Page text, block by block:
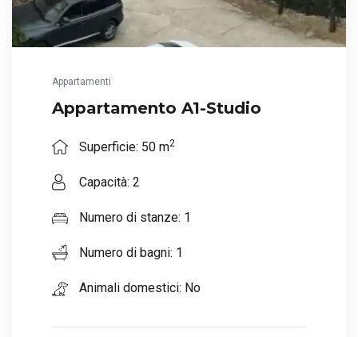
Appartamenti
Appartamento A1-Studio
Superficie: 50 m2
Capacità: 2
Numero di stanze: 1
Numero di bagni: 1
Animali domestici: No